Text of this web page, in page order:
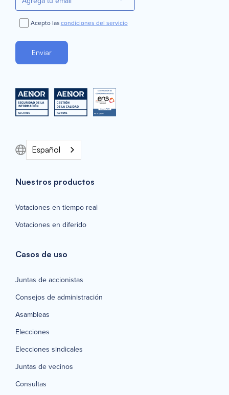
Acepto lascondiciones del servicio
Español
Nuestros productos
Votaciones en tiempo real
Votaciones en diferido
Casos de uso
Juntas de accionistas
Consejos de administración
Asambleas
Elecciones
Elecciones sindicales
Juntas de vecinos
Consultas